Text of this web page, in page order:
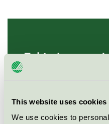
This website uses cookies
We use cookies to
Fakta
senaste året.
Island står för